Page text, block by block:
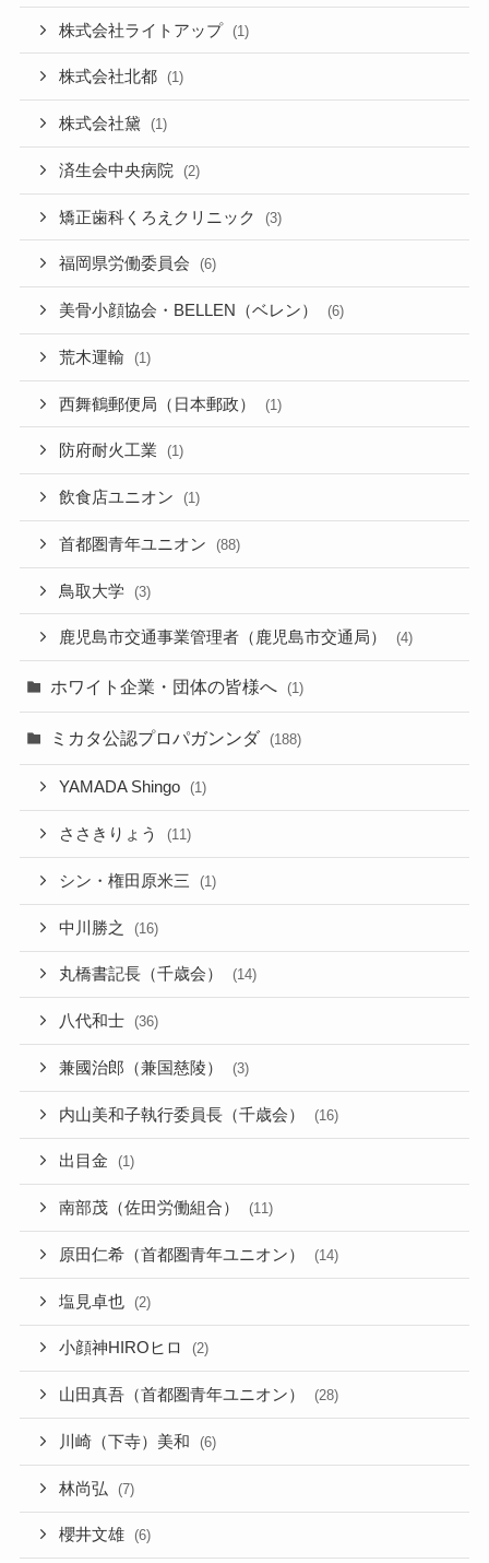
株式会社ライトアップ (1)
株式会社北都 (1)
株式会社黛 (1)
済生会中央病院 (2)
矯正歯科くろえクリニック (3)
福岡県労働委員会 (6)
美骨小顔協会・BELLEN（ベレン） (6)
荒木運輸 (1)
西舞鶴郵便局（日本郵政） (1)
防府耐火工業 (1)
飲食店ユニオン (1)
首都圏青年ユニオン (88)
鳥取大学 (3)
鹿児島市交通事業管理者（鹿児島市交通局） (4)
ホワイト企業・団体の皆様へ (1)
ミカタ公認プロパガンンダ (188)
YAMADA Shingo (1)
ささきりょう (11)
シン・権田原米三 (1)
中川勝之 (16)
丸橋書記長（千歳会） (14)
八代和士 (36)
兼國治郎（兼国慈陵） (3)
内山美和子執行委員長（千歳会） (16)
出目金 (1)
南部茂（佐田労働組合） (11)
原田仁希（首都圏青年ユニオン） (14)
塩見卓也 (2)
小顔神HIROヒロ (2)
山田真吾（首都圏青年ユニオン） (28)
川崎（下寺）美和 (6)
林尚弘 (7)
櫻井文雄 (6)